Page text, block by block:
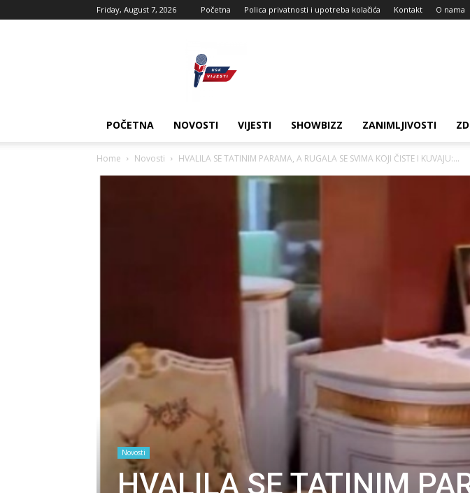
Friday, August 7, 2026 Početna Polica privatnosti i upotreba kolačića Kontakt O nama
POČETNA NOVOSTI VIJESTI SHOWBIZZ ZANIMLJIVOSTI
Home Novosti HVALILA SE TATINIM PARAMA, A RUGALA SE SVIMA KOJI ČISTE I KUVAJU:...
Novosti
HVALILA SE TATINIM